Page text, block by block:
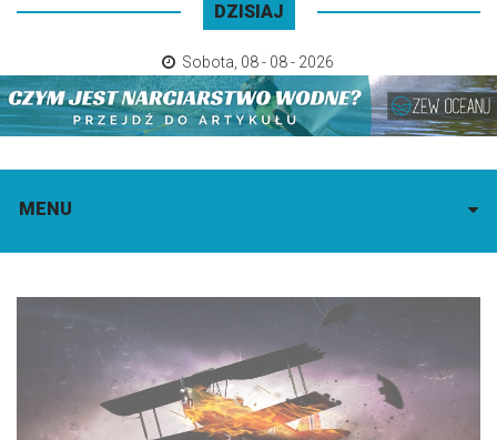
DZISIAJ
Sobota 08 - 08 - 2026
MENU